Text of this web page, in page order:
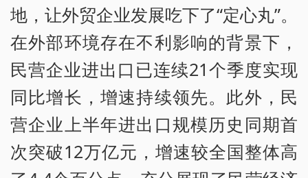
地，让外贸企业发展吃下了“定心丸”。
在外部环境存在不利影响的背景下，
民营企业进出口已连续21个季度实现
同比增长，增速持续领先。此外，民
营企业上半年进出口规模历史同期首
次突破12万亿元，增速较全国整体高